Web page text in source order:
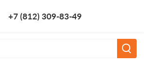
+7 (812) 309-83-49